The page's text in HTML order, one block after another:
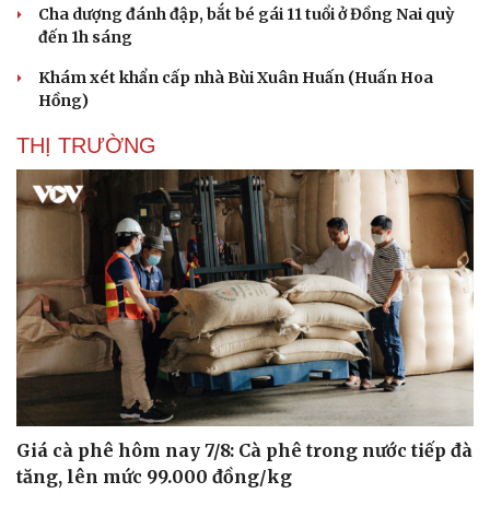
Văn hóa
Giải trí
Cha dượng đánh đập, bắt bé gái 11 tuổi ở Đồng Nai quỳ
đến 1h sáng
Khám xét khẩn cấp nhà Bùi Xuân Huấn (Huấn Hoa
Hồng)
THỊ TRƯỜNG
Giá cà phê hôm nay 7/8: Cà phê trong nước tiếp đà
tăng, lên mức 99.000 đồng/kg